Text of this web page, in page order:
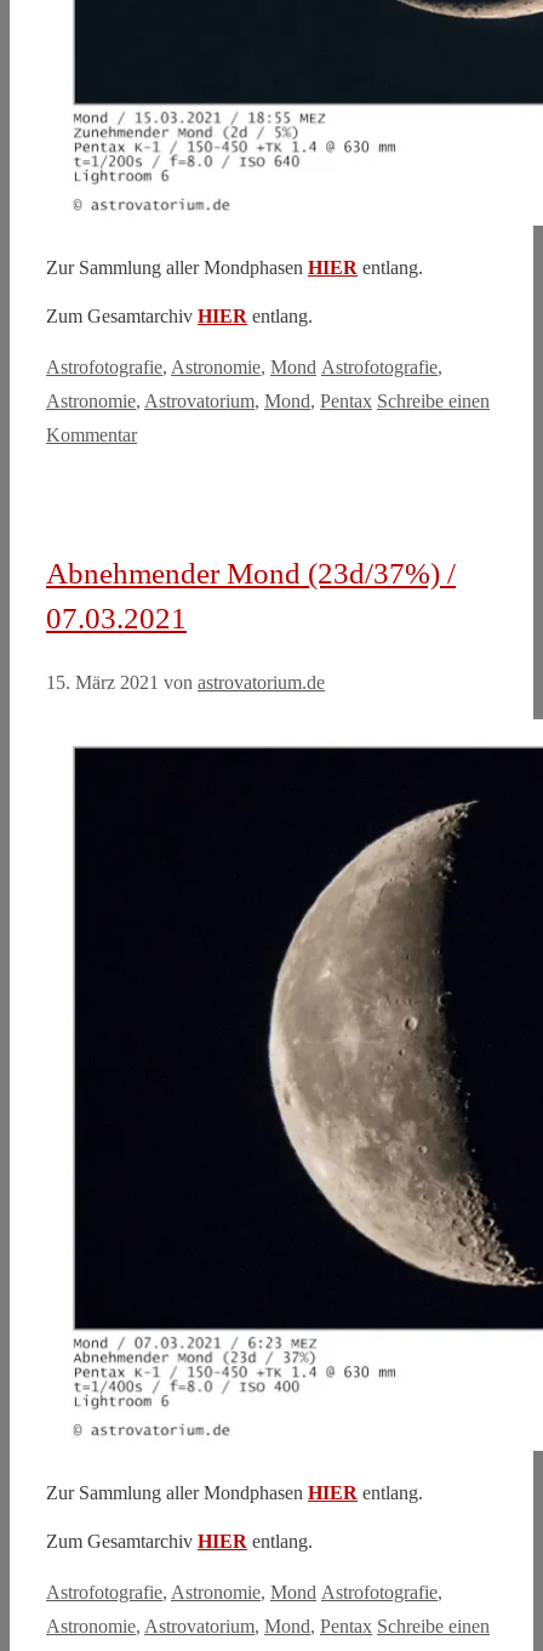
Zur Sammlung aller Mondphasen HIER entlang.
Zum Gesamtarchiv HIER entlang.
Kategorien
Astrofotografie, Astronomie, Mond Schlagwörter
Astrofotografie,
Astronomie, Astrovatorium, Mond, Pentax Schreibe einen
Kommentar
Abnehmender Mond (23d/37%) /
07.03.2021
15. März 2021 von astrovatorium.de
Zur Sammlung aller Mondphasen HIER entlang.
Zum Gesamtarchiv HIER entlang.
Kategorien
Astrofotografie, Astronomie, Mond Schlagwörter
Astrofotografie,
Astronomie, Astrovatorium, Mond, Pentax Schreibe einen